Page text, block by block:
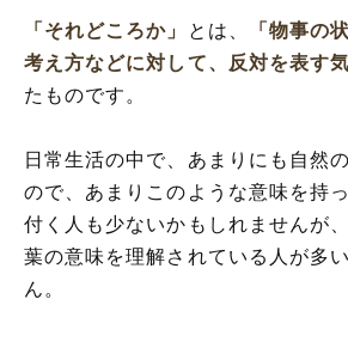
「それどころか」 とは、
「物事の
考え方などに対して、反対を表す気
たものです。
日常生活の中で、あまりにも自然
ので、あまりこのような意味を持
付く人も少ないかもしれませんが
葉の意味を理解されている人が多
ん。